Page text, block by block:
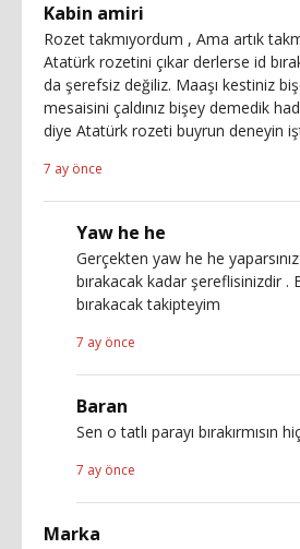
Kabin amiri
Rozet takmıyordum , Ama artık
Atatürk rozetini çıkar derlerse id
da şerefsiz değiliz. Maaşı kestiniz
mesaisini çaldınız bişey demedik
diye Atatürk rozeti buyrun deneyin
7 ay önce
Yaw he he
Gerçekten yaw he he
bırakacak kadar şereflisinizdir .
bırakacak takipteyim
7 ay önce
Baran
Sen o tatlı parayı bırakırmısın
7 ay önce
Marka